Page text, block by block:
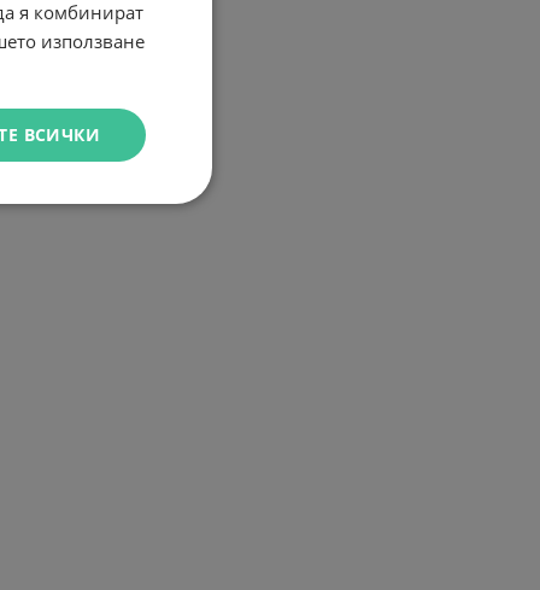
я комбинират
използване
ВСИЧКИ